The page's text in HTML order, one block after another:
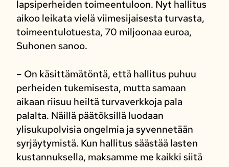
lapsiperheiden toimeentuloon. Nyt hallitus
aikoo leikata vielä viimesijaisesta turvasta,
toimeentulotuesta, 70 miljoonaa euroa,
Suhonen sanoo.
– On käsittämätöntä, että hallitus puhuu
perheiden tukemisesta, mutta samaan
aikaan riisuu heiltä turvaverkkoja pala
palalta. Näillä päätöksillä luodaan
ylisukupolvisia ongelmia ja syvennetään
syrjäytymistä. Kun hallitus säästää lasten
kustannuksella, maksamme me kaikki siitä